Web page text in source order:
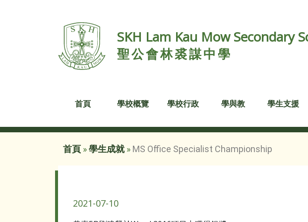
SKH Lam Kau Mow Secondary
聖公會林裘謀中學
首頁 學校概覽 學校行政 學與教 學生支援
首頁 »學生成就» MS Office Specialist Championship
2021-07-10